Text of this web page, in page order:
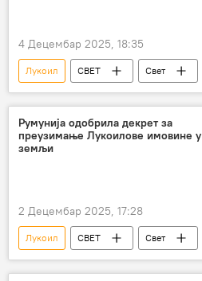
4 Децембар 2025, 18:35
Лукоил СВЕТ Свет
САД
лиценца
Румунија одобрила декрет за
преузимање Лукоилове имовине у
земљи
2 Децембар 2025, 17:28
Лукоил СВЕТ
Свет
Свет – економија
Румунија